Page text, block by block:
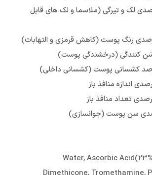
۱۶.۲۶ درصدی لک و تیرگی (ملاسما و لک های قابل
Water, Ascorbic